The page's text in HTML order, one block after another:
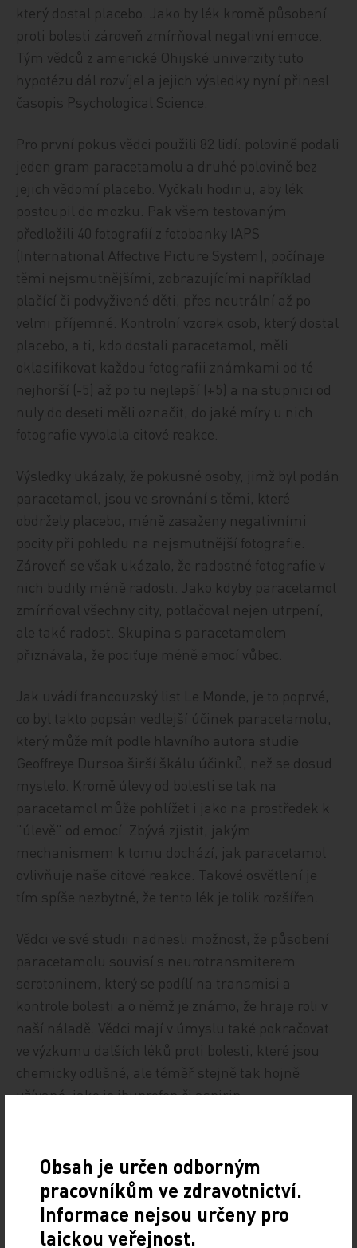
který dostal placebo. Jako by lék kromě působení
proti bolesti zároveň zmírňoval negativní emoce.
Tým vědců z americké Ohijské univerzity tuto
hypotézu dál rozvíjel a jejich výsledky nyní přinesl
časopis Psychological Science.
Pro první pokus vědci použili 82 lidí: polovině podali
jeden gram paracetamolu a druhé polovině bez
jejich vědomí placebo. Vyčkali hodinu, aby lék
postoupil do mozku. Pak všem testovaným
předložili 40 fotografií z fotobanky IAPS
(International Affective Picture System), počínaje
těmi nejsmutnějšími, zobrazujícími například
plačící či podvyživené děti, přes neutrální až po
velmi příjemné. Kontrolní vzorek osob, který dostal
placebo, a ti, kdo dostali paracetamol, měli
oklasifikovat každou fotografii známkami od té
nejhorší (-5) až po tu nejlepší (+5) a na stupnici od
nuly do deseti měli označit, do jaké míry u nich
fotografie vyvolala citové reakce.
Výsledky ukázaly, že pokusné osoby, jimž byl podán
paracetamol, jsou ve srovnání s těmi, které
obdržely placebo, méně zasaženy negativními
pocity při pohledu na nejsmutnější fotografie.
Zároveň se však ukázalo, že radostné fotografie v
nich budily méně radosti. Jako kdyby paracetamol
zmírňoval všechny city, potlačoval nejen utrpení,
ale také radost. Skupina s paracetamolem
přiznávala, že pociťuje méně emocí vůbec.
Jak uvádí francouzský list Le Monde, je to poprvé,
co byl takto popsán vedlejší účinek paracetamolu,
který může mít podle hlavního autora studie
Geoffreye Dursoa širší škálu účinků, než se dosud
myslelo. Kromě úlevy od bolesti se tak na
paracetamol může pohlížet i jako na prostředek k
"úlevě" od emocí. Zbývá zjistit, jakým
mechanismem k tomu dochází, jak paracetamol
ovlivňuje naše citové reakce. Takové osvětlení je
tím spíše nezbytné, že tento lék je tolik rozšířen.
Vědci ve své studii nadnesli možnost, že působení
paracetamolu souvisí s neurotransmiterem
serotoninem, který se podílí na transmisi a
kontrole bolesti a o němž je známo, že hraje roli v
naší náladě. Vědci mají v úmyslu také pokračovat
ve výzkumu dalších léků proti bolesti, které jsou
chemicky odlišné, ale téměř stejně tak hojně
užívané, jako je ibuprofen či aspirin.
Obsah je určen odborným
pracovníkům ve zdravotnictví.
Informace nejsou určeny pro
laickou veřejnost.